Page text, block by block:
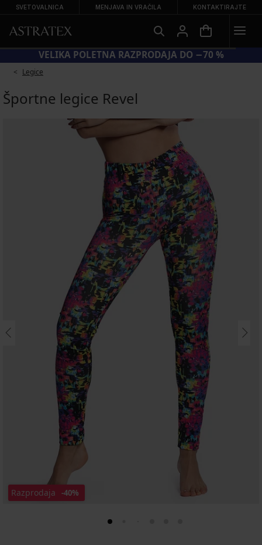
SVETOVALNICA MENJAVA IN VRAČILA KONTAKTIRAJTE
VELIKA POLETNA RAZPRODAJA DO −70 %
Legice
Športne legice Revel
Razprodaja -40%